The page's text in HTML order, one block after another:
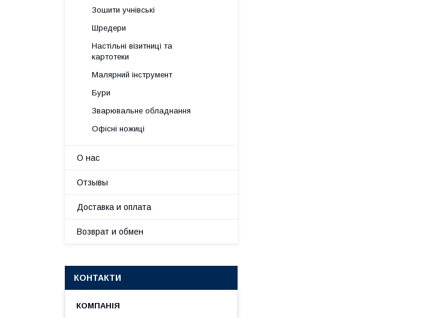
Зошити учнівські
Шредери
Настільні візитниці та
картотеки
Малярний інструмент
Бури
Зварювальне обладнання
Офісні ножиці
О нас
Отзывы
Доставка и оплата
Возврат и обмен
КОНТАКТИ